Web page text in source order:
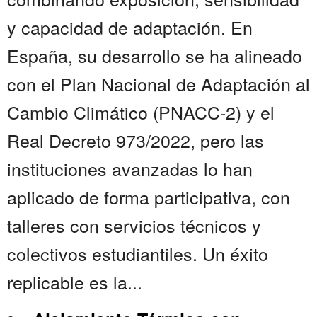
y capacidad de adaptación. En
España, su desarrollo se ha alineado
con el Plan Nacional de Adaptación al
Cambio Climático (PNACC-2) y el
Real Decreto 973/2022, pero las
instituciones avanzadas lo han
aplicado de forma participativa, con
talleres con servicios técnicos y
colectivos estudiantiles. Un éxito
replicable es la...